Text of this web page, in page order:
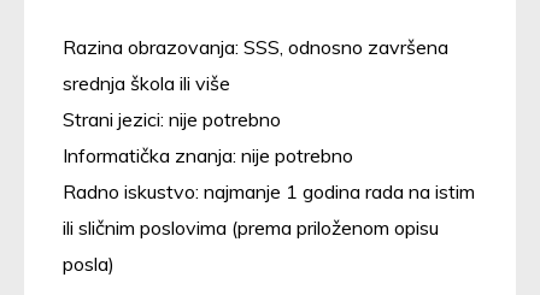
Razina obrazovanja: SSS, odnosno završena
srednja škola ili više
Strani jezici: nije potrebno
Informatička znanja: nije potrebno
Radno iskustvo: najmanje 1 godina rada na istim
ili sličnim poslovima (prema priloženom opisu
posla)